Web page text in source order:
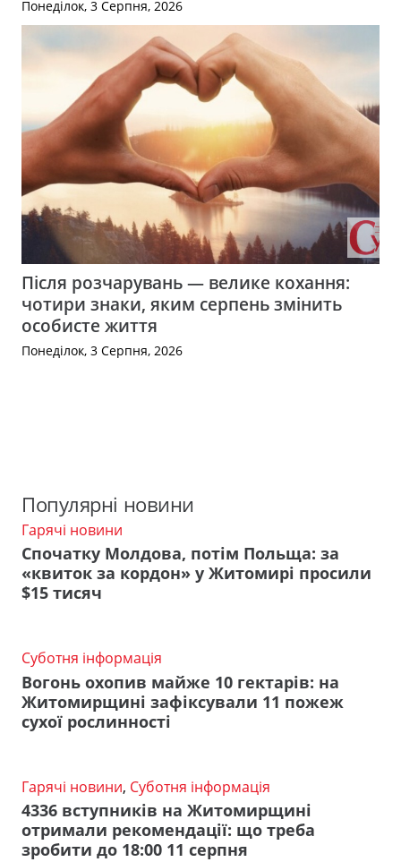
Понеділок, 3 Серпня, 2026
Після розчарувань — велике кохання:
чотири знаки, яким серпень змінить
особисте життя
Понеділок, 3 Серпня, 2026
Популярні новини
Гарячі новини
Спочатку Молдова, потім Польща: за
«квиток за кордон» у Житомирі просили
$15 тисяч
Суботня інформація
Вогонь охопив майже 10 гектарів: на
Житомирщині зафіксували 11 пожеж
сухої рослинності
Гарячі новини, Суботня інформація
4336 вступників на Житомирщині
отримали рекомендації: що треба
зробити до 18:00 11 серпня